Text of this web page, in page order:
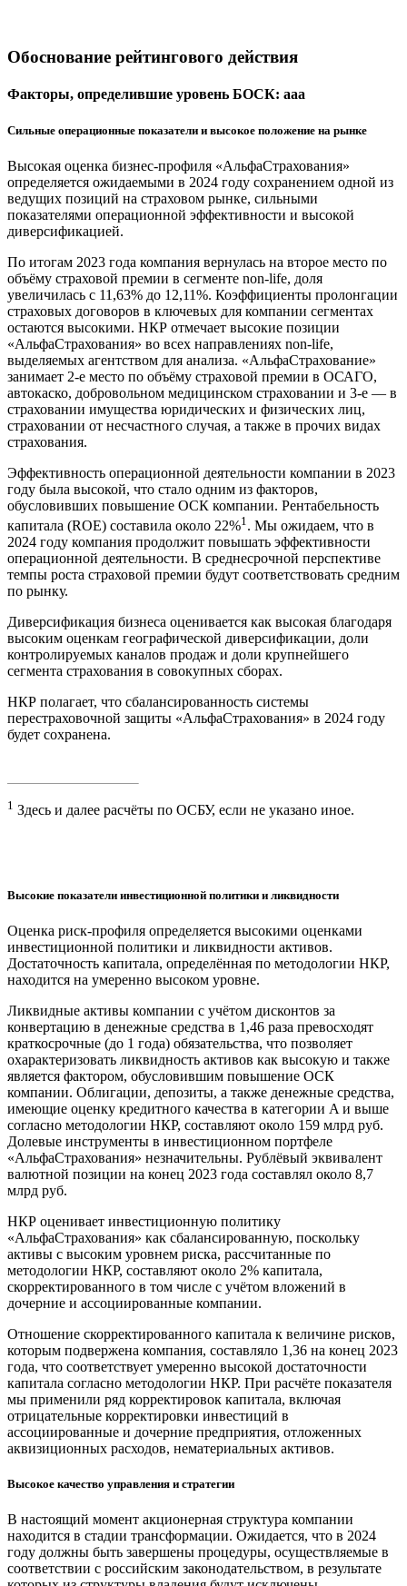
Обоснование рейтингового действия
Факторы, определившие уровень БОСК: aaa
Сильные операционные показатели и высокое положение на рынке
Высокая оценка бизнес-профиля «АльфаСтрахования»
определяется ожидаемыми в 2024 году сохранением одной из
ведущих позиций на страховом рынке, сильными
показателями операционной эффективности и высокой
диверсификацией.
По итогам 2023 года компания вернулась на второе место по
объёму страховой премии в сегменте non-life, доля
увеличилась с 11,63% до 12,11%. Коэффициенты пролонгации
страховых договоров в ключевых для компании сегментах
остаются высокими. НКР отмечает высокие позиции
«АльфаСтрахования» во всех направлениях non-life,
выделяемых агентством для анализа. «АльфаСтрахование»
занимает 2-е место по объёму страховой премии в ОСАГО,
автокаско, добровольном медицинском страховании и 3-е — в
страховании имущества юридических и физических лиц,
страховании от несчастного случая, а также в прочих видах
страхования.
Эффективность операционной деятельности компании в 2023
году была высокой, что стало одним из факторов,
обусловивших повышение ОСК компании. Рентабельность
капитала (ROE) составила около 22%1 . Мы ожидаем, что в
2024 году компания продолжит повышать эффективности
операционной деятельности. В среднесрочной перспективе
темпы роста страховой премии будут соответствовать средним
по рынку.
Диверсификация бизнеса оценивается как высокая благодаря
высоким оценкам географической диверсификации, доли
контролируемых каналов продаж и доли крупнейшего
сегмента страхования в совокупных сборах.
НКР полагает, что сбалансированность системы
перестраховочной защиты «АльфаСтрахования» в 2024 году
будет сохранена.
1 Здесь и далее расчёты по ОСБУ, если не указано иное.
Высокие показатели инвестиционной политики и ликвидности
Оценка риск-профиля определяется высокими оценками
инвестиционной политики и ликвидности активов.
Достаточность капитала, определённая по методологии НКР,
находится на умеренно высоком уровне.
Ликвидные активы компании с учётом дисконтов за
конвертацию в денежные средства в 1,46 раза превосходят
краткосрочные (до 1 года) обязательства, что позволяет
охарактеризовать ликвидность активов как высокую и также
является фактором, обусловившим повышение ОСК
компании. Облигации, депозиты, а также денежные средства,
имеющие оценку кредитного качества в категории A и выше
согласно методологии НКР, составляют около 159 млрд руб.
Долевые инструменты в инвестиционном портфеле
«АльфаСтрахования» незначительны. Рублёвый эквивалент
валютной позиции на конец 2023 года составлял около 8,7
млрд руб.
НКР оценивает инвестиционную политику
«АльфаСтрахования» как сбалансированную, поскольку
активы с высоким уровнем риска, рассчитанные по
методологии НКР, составляют около 2% капитала,
скорректированного в том числе с учётом вложений в
дочерние и ассоциированные компании.
Отношение скорректированного капитала к величине рисков,
которым подвержена компания, составляло 1,36 на конец 2023
года, что соответствует умеренно высокой достаточности
капитала согласно методологии НКР. При расчёте показателя
мы применили ряд корректировок капитала, включая
отрицательные корректировки инвестиций в
ассоциированные и дочерние предприятия, отложенных
аквизиционных расходов, нематериальных активов.
Высокое качество управления и стратегии
В настоящий момент акционерная структура компании
находится в стадии трансформации. Ожидается, что в 2024
году должны быть завершены процедуры, осуществляемые в
соответствии с российским законодательством, в результате